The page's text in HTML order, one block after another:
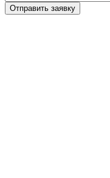
Отправить заявку